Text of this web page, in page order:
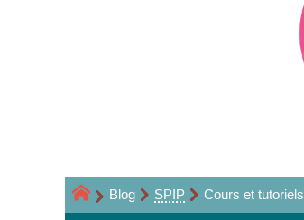
Blog SPIP Cours et tutoriels